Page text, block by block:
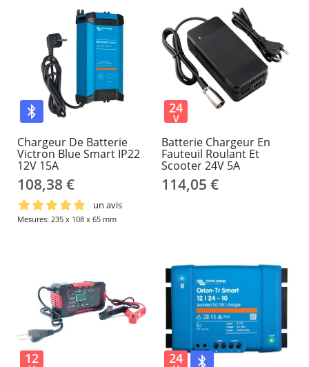
Chargeur De Batterie
Victron Blue Smart IP22
12V 15A
108,38 €
un avis
Mesures: 235 x 108 x 65 mm
Batterie Chargeur En
Fauteuil Roulant Et
Scooter 24V 5A
114,05 €
24
V
12 24